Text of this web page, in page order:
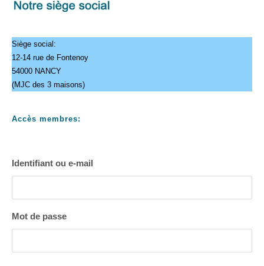
Siège social:
12-14 rue de Fontenoy
54000 NANCY
(MJC des 3 maisons)
Accès membres:
Identifiant ou e-mail
Mot de passe